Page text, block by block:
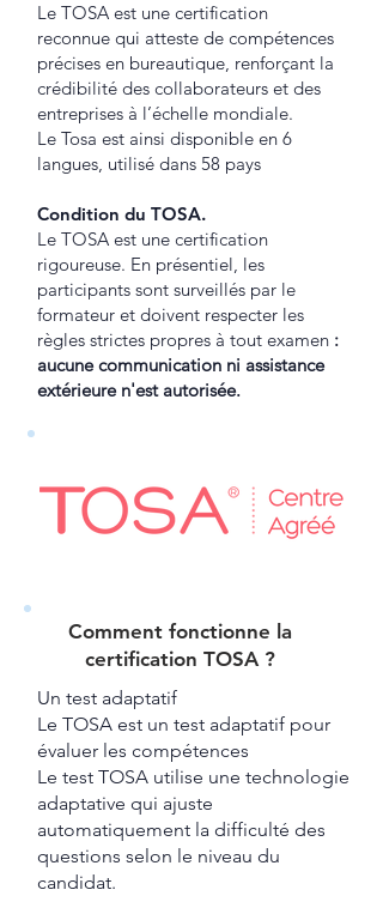
Le TOSA est une certification
reconnue qui atteste de compétences
précises en bureautique, renforçant la
crédibilité des collaborateurs et des
entreprises à l’échelle mondiale.
Le Tosa est ainsi disponible en 6
langues, utilisé dans 58 pays
Condition du TOSA.
Le TOSA est une certification
rigoureuse. En présentiel, les
participants sont surveillés par le
formateur et doivent respecter les
règles strictes propres à tout examen :
aucune communication ni assistance
extérieure n'est autorisée.
Comment fonctionne la
certification TOSA ?​
​Un test adaptatif ​
Le TOSA est un test adaptatif pour
évaluer les compétences
Le test TOSA utilise une technologie
adaptative qui ajuste
automatiquement la difficulté des
questions selon le niveau du
candidat.